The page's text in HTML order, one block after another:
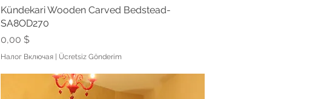
Kündekari Wooden Carved Bedstead-
SA8OD270
Цена
0,00 $
Налог Включая| Ücretsiz Gönderim